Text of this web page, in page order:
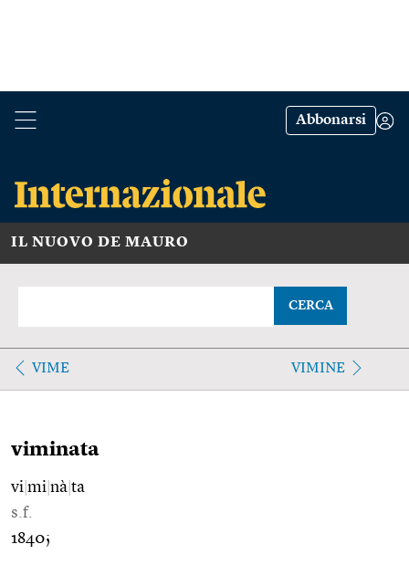
Abbonarsi
IL NUOVO DE MAURO
CERCA
VIME VIMINE
viminata
vi mi nà ta
s.f.
1840;